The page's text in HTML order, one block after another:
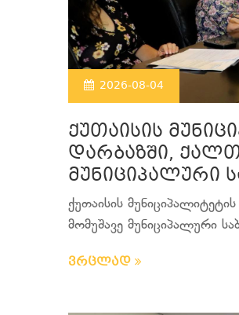
2026-08-04
ქუთაისის
დარბაზში,
მუნიციპალური
ქუთაისის
მომუშავე მუნიციპალური
ვრცლად